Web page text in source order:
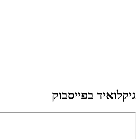
גיקלואיד בפייסבוק